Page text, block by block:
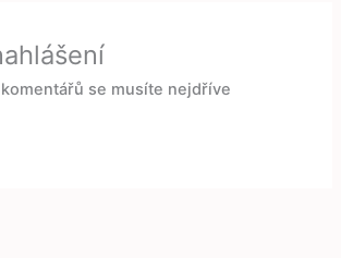
se musíte nejdříve